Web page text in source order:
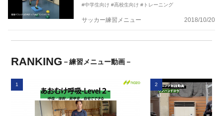
#中学生向け #高校生向け #トレーニング
サッカー練習メニュー 2018/10/20
RANKING －練習メニュー動画－
1 2